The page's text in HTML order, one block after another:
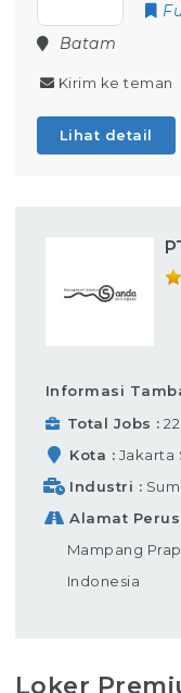
Batam
Kirim ke teman
Lihat detail
Informasi
Total Jobs
Kota
Jakarta
Industri
Alamat
Mampang
Indonesia
Loker